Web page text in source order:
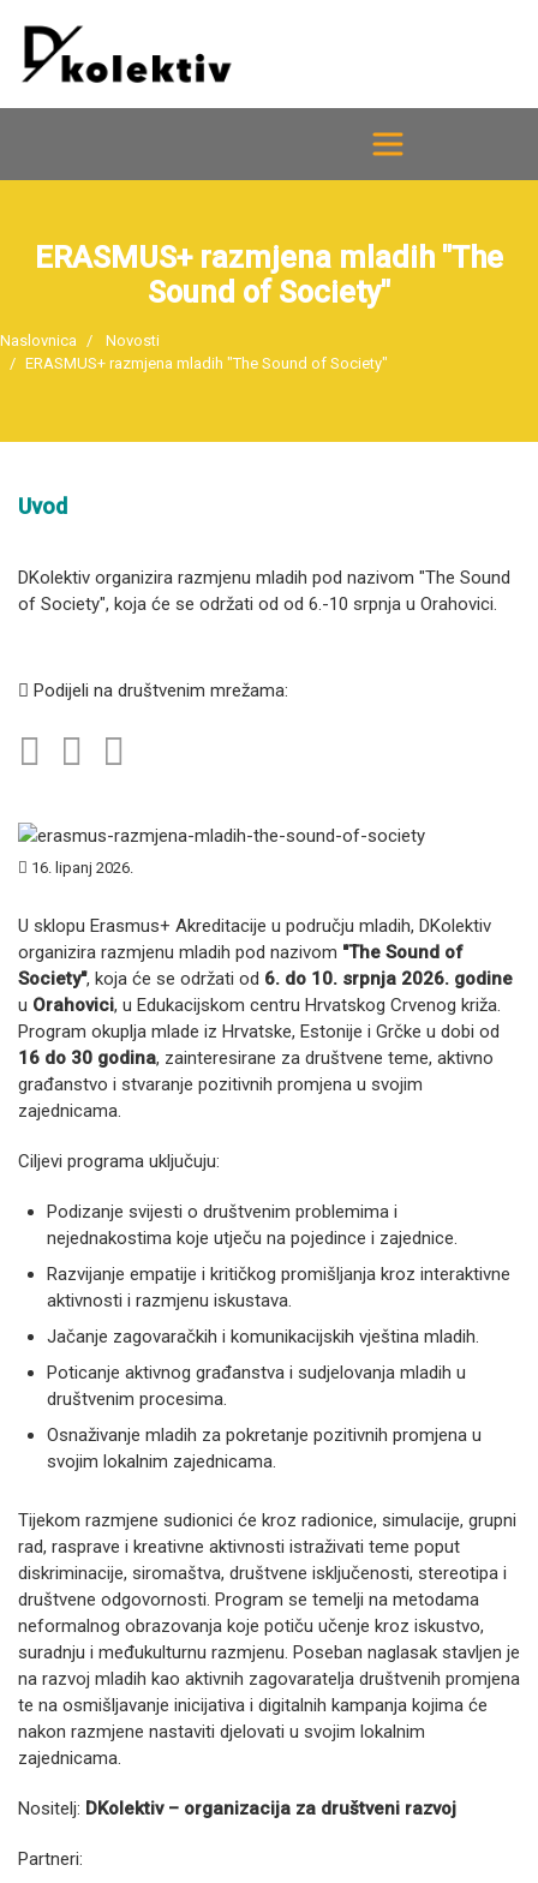
ERASMUS+ razmjena mladih "The
Sound of Society"
Naslovnica
Novosti
ERASMUS+ razmjena mladih "The Sound of Society"
Uvod
DKolektiv organizira razmjenu mladih pod nazivom "The Sound
of Society", koja će se održati od od 6.-10 srpnja u Orahovici.
Podijeli na društvenim mrežama:
16. lipanj 2026.
U sklopu Erasmus+ Akreditacije u području mladih, DKolektiv
organizira razmjenu mladih pod nazivom "The Sound of
Society", koja će se održati od 6. do 10. srpnja 2026. godine
u Orahovici, u Edukacijskom centru Hrvatskog Crvenog križa.
Program okuplja mlade iz Hrvatske, Estonije i Grčke u dobi od
16 do 30 godina, zainteresirane za društvene teme, aktivno
građanstvo i stvaranje pozitivnih promjena u svojim
zajednicama.
Ciljevi programa uključuju:
Podizanje svijesti o društvenim problemima i
nejednakostima koje utječu na pojedince i zajednice.
Razvijanje empatije i kritičkog promišljanja kroz interaktivne
aktivnosti i razmjenu iskustava.
Jačanje zagovaračkih i komunikacijskih vještina mladih.
Poticanje aktivnog građanstva i sudjelovanja mladih u
društvenim procesima.
Osnaživanje mladih za pokretanje pozitivnih promjena u
svojim lokalnim zajednicama.
Tijekom razmjene sudionici će kroz radionice, simulacije, grupni
rad, rasprave i kreativne aktivnosti istraživati teme poput
diskriminacije, siromaštva, društvene isključenosti, stereotipa i
društvene odgovornosti. Program se temelji na metodama
neformalnog obrazovanja koje potiču učenje kroz iskustvo,
suradnju i međukulturnu razmjenu. Poseban naglasak stavljen je
na razvoj mladih kao aktivnih zagovaratelja društvenih promjena
te na osmišljavanje inicijativa i digitalnih kampanja kojima će
nakon razmjene nastaviti djelovati u svojim lokalnim
zajednicama.
Nositelj: DKolektiv – organizacija za društveni razvoj
Partneri: